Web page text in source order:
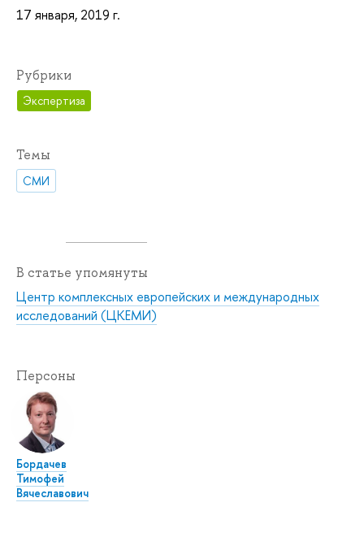
17 января, 2019 г.
Рубрики
Экспертиза
Темы
СМИ
В статье упомянуты
Центр комплексных европейских и международных
исследований (ЦКЕМИ)
Персоны
Бордачев
Тимофей
Вячеславович